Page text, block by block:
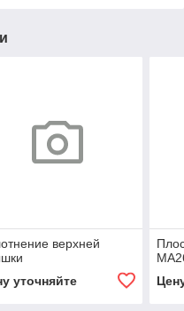
верхней
уточняйте